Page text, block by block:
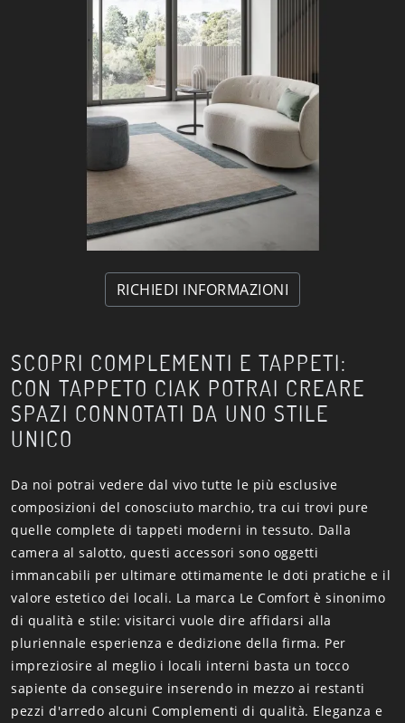
RICHIEDI INFORMAZIONI
SCOPRI COMPLEMENTI E TAPPETI:
CON TAPPETO CIAK POTRAI CREARE
SPAZI CONNOTATI DA UNO STILE
UNICO
Da noi potrai vedere dal vivo tutte le più esclusive
composizioni del conosciuto marchio, tra cui trovi pure
quelle complete di tappeti moderni in tessuto. Dalla
camera al salotto, questi accessori sono oggetti
immancabili per ultimare ottimamente le doti pratiche e il
valore estetico dei locali. La marca Le Comfort è sinonimo
di qualità e stile: visitarci vuole dire affidarsi alla
pluriennale esperienza e dedizione della firma. Per
impreziosire al meglio i locali interni basta un tocco
sapiente da conseguire inserendo in mezzo ai restanti
pezzi d'arredo alcuni Complementi di qualità. Eleganza e